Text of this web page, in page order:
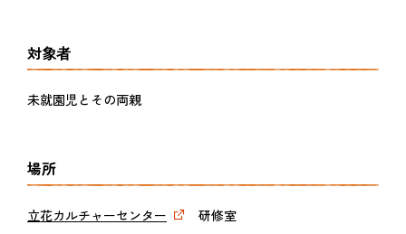
対象者
未就園児とその両親
場所
立花カルチャーセンター 研修室